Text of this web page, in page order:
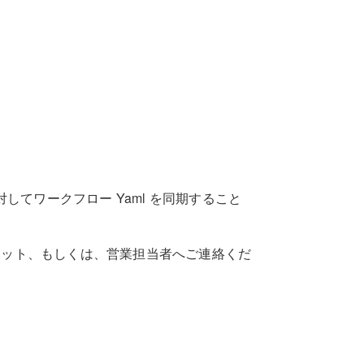
てワークフロー Yaml を同期すること
ト、もしくは、営業担当者へご連絡くだ